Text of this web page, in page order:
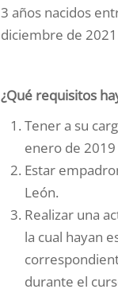
3 años nacidos
diciembre de
¿Qué requisitos
Tener a su
enero de
Estar
León.
Realizar una
la cual hayan
durante el